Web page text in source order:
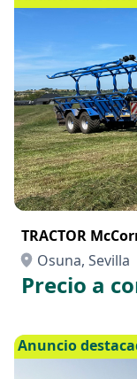
TRACTOR
Osuna, Sevilla
Precio a
Anuncio